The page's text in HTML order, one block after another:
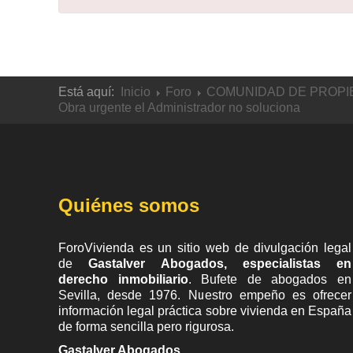
Está aquí: Inicio Foro
COMUNIDAD DE
Obra urgente el Administrador no soluciona
Quiénes somos
ForoVivienda es un sitio web de divulgación legal
deGastalver Abogados, especialistas en
derecho inmobiliario. Bufete deabogados en
Sevilla, desde 1976. Nuestro empeño es ofrecer
información legal práctica sobre vivienda en España
de forma sencilla pero rigurosa.